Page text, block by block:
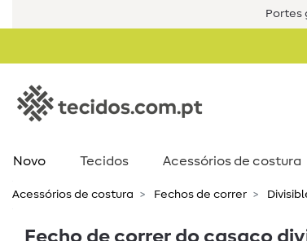
Portes
Novo Tecidos Acessórios de costura​
Acessórios de costura​ Fechos de correr
Fecho de correr do casaco